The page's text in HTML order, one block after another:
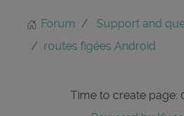
Forum Support and
routes figées Android
Time to create page: